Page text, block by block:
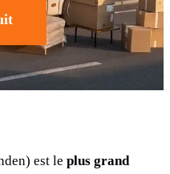
est le plus grand